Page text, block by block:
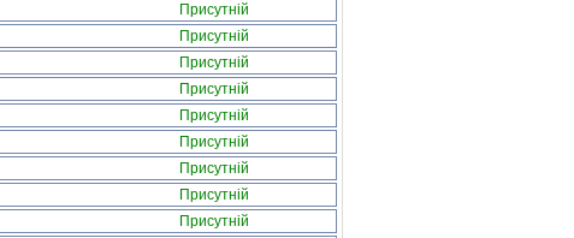
Присутній
Присутній
Присутній
Присутній
Присутній
Присутній
Присутній
Присутній
Присутній